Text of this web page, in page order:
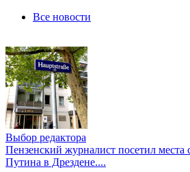
Все новости
Выбор редактора
Пензенский журналист посетил
Путина в Дрездене....